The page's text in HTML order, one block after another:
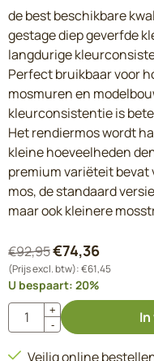
de best beschikbare
gestage diep geverfde
langdurige
Perfect bruikbaar voor
mosmuren en
kleurconsistentie is
Het rendiermos wordt
kleine hoeveelheden
premium variëteit bevat
mos, de standaard
maar ook kleinere
€92,95€74,36
(Prijs excl. btw):€61,45
U bespaart: 20%
Aantal
+
-
Veilig online